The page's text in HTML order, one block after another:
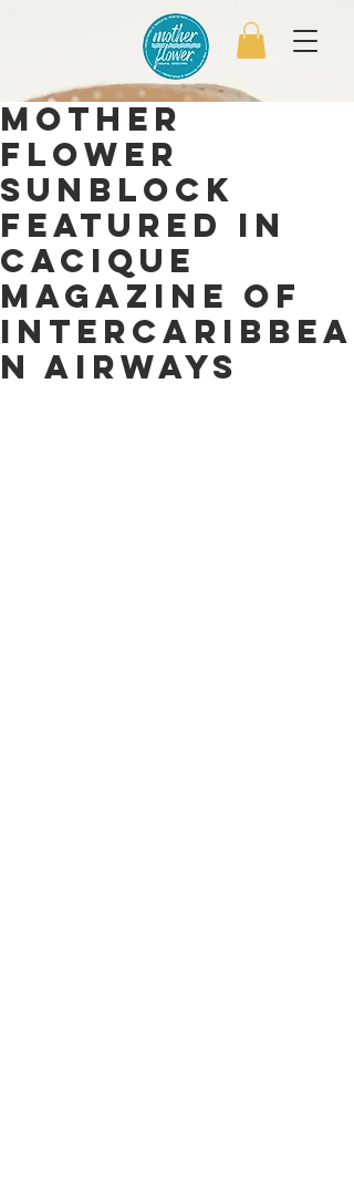
Mother
Flower
Sunblock
featured in
Cacique
Magazine of
interCaribbea
n Airways